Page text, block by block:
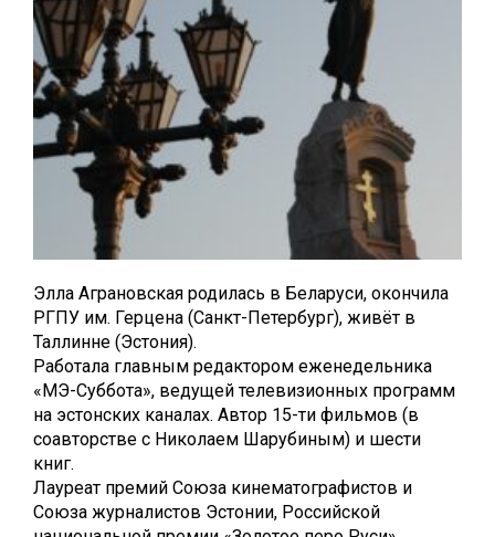
Элла Аграновская родилась в Беларуси, окончила
РГПУ им. Герцена (Санкт-Петербург), живёт в
Таллинне (Эстония).
Работала главным редактором еженедельника
«МЭ-Суббота», ведущей телевизионных программ
на эстонских каналах. Автор 15-ти фильмов (в
соавторстве с Николаем Шарубиным) и шести
книг.
Лауреат премий Союза кинематографистов и
Союза журналистов Эстонии, Российской